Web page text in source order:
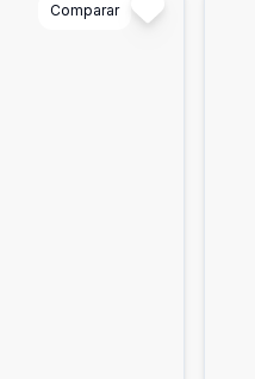
Comparar